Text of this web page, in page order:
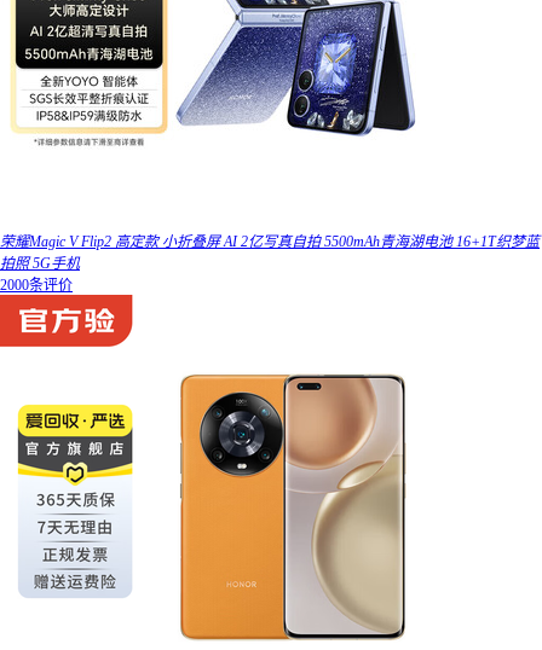
荣耀Magic V Flip2 高定款 小折叠屏 AI 2亿写真自拍 5500mAh青海湖电池 16+1T织梦蓝
拍照 5G手机
2000条评价